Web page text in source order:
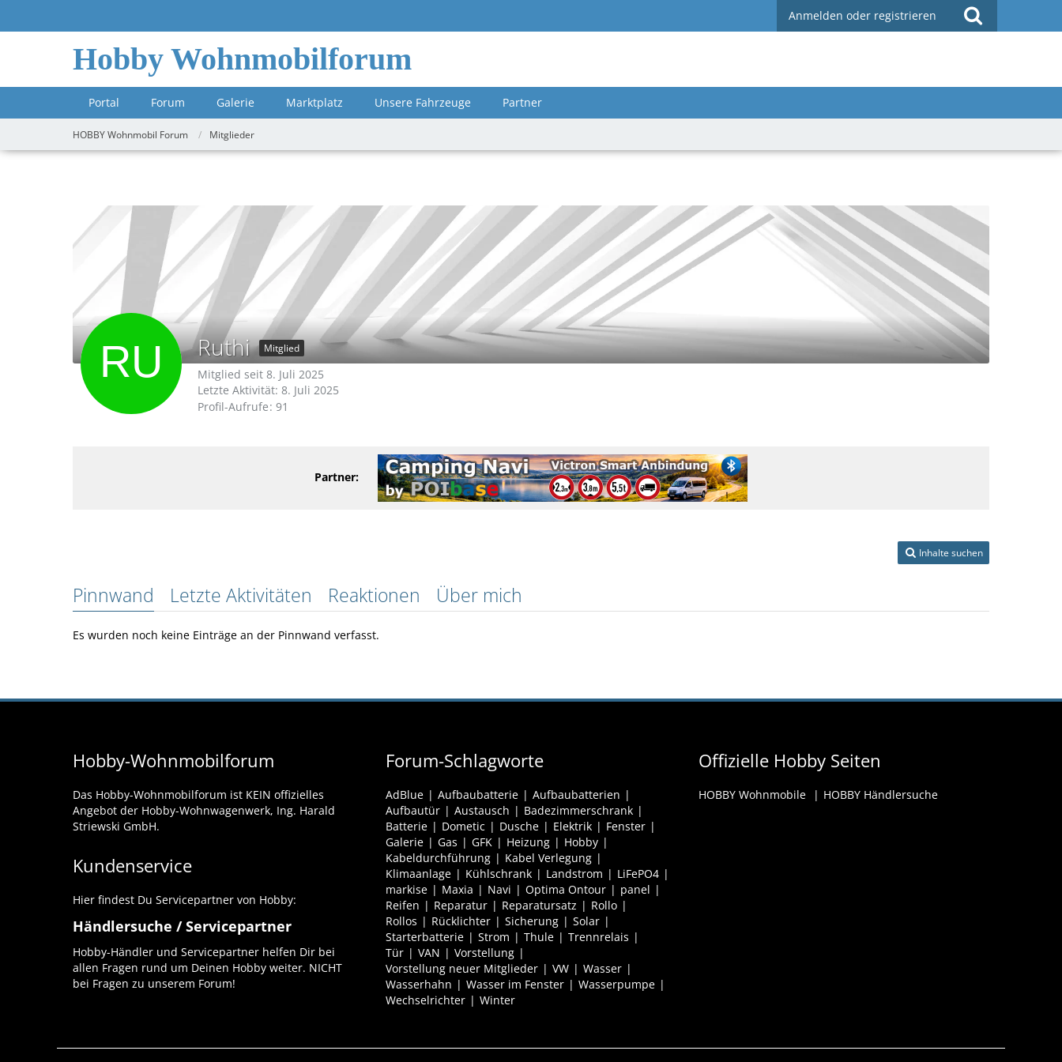
Anmelden oder registrieren
Hobby Wohnmobilforum
Portal Forum Galerie Marktplatz Unsere Fahrzeuge Partner
HOBBY Wohnmobil Forum Mitglieder
Ruthi Mitglied
Mitglied seit 8. Juli 2025
Letzte Aktivität: 8. Juli 2025
Profil-Aufrufe 91
Partner:
Inhalte suchen
Pinnwand Letzte Aktivitäten Reaktionen Über mich
Es wurden noch keine Einträge an der Pinnwand verfasst.
Hobby-Wohnmobilforum
Das Hobby-Wohnmobilforum ist KEIN offizielles
Angebot der Hobby-Wohnwagenwerk, Ing. Harald
Striewski GmbH.
Kundenservice
Hier findest Du Servicepartner von Hobby:
Händlersuche / Servicepartner
Hobby-Händler und Servicepartner helfen Dir bei
allen Fragen rund um Deinen Hobby weiter. NICHT
bei Fragen zu unserem Forum!
Forum-Schlagworte
AdBlue Aufbaubatterie
Aufbaubatterien
Aufbautür
Austausch
Badezimmerschrank
Batterie
Dometic Dusche Elektrik
Fenster
Galerie
Gas GFK Heizung
Hobby
Kabeldurchführung
Kabel Verlegung
Klimaanlage
Kühlschrank Landstrom
LiFePO4
markise
Maxia Navi Optima Ontour
panel
Reifen
Reparatur Reparatursatz
Rollo
Rollos
Rücklichter Sicherung
Solar
Starterbatterie
Strom Thule
Trennrelais
Tür
VAN
Vorstellung
Vorstellung neuer Mitglieder
VW
Wasser
Wasserhahn
Wasser im Fenster
Wasserpumpe
Wechselrichter
Winter
Offizielle Hobby Seiten
HOBBY Wohnmobile HOBBY Händlersuche